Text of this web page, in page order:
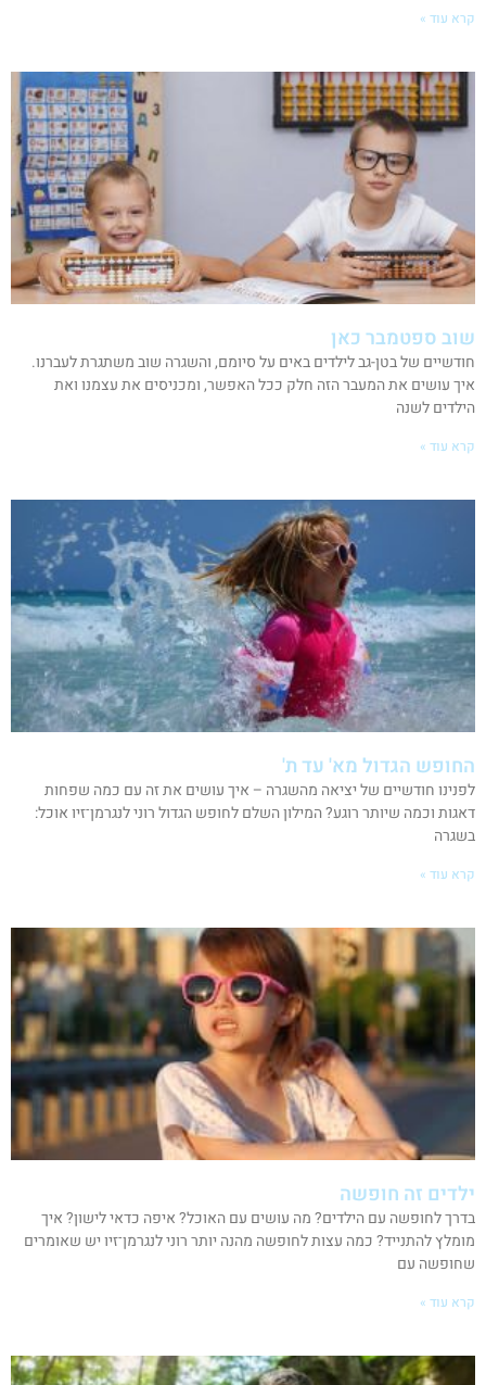
קרא עוד »
שוב ספטמבר כאן
חודשיים של בטן-גב לילדים באים על סיומם, והשגרה שוב משתגרת לעברנו.
איך עושים את המעבר הזה חלק ככל האפשר, ומכניסים את עצמנו ואת
הילדים לשנה
קרא עוד »
החופש הגדול מא' עד ת'
לפנינו חודשיים של יציאה מהשגרה – איך עושים את זה עם כמה שפחות
דאגות וכמה שיותר רוגע? המילון השלם לחופש הגדול רוני לנגרמן־זיו אוכל:
בשגרה
קרא עוד »
ילדים זה חופשה
בדרך לחופשה עם הילדים? מה עושים עם האוכל? איפה כדאי לישון? איך
מומלץ להתנייד? כמה עצות לחופשה מהנה יותר רוני לנגרמן־זיו יש שאומרים
שחופשה עם
קרא עוד »